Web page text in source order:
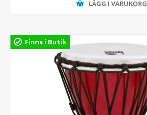
LÄGG I VARUKORG
Finns i Butik